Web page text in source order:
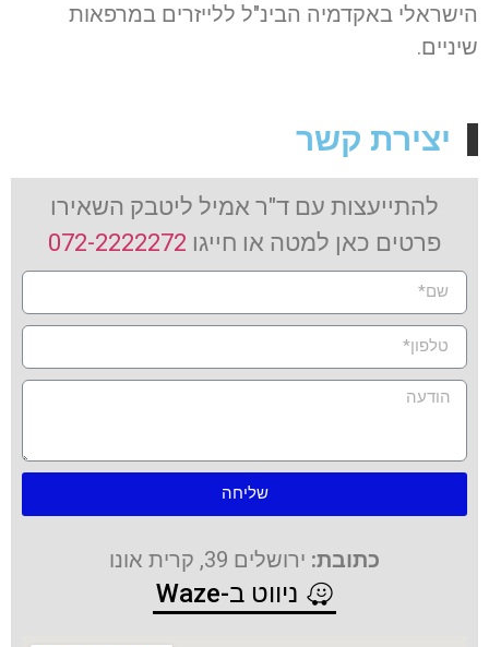
הישראלי באקדמיה הבינ"ל ללייזרים במרפאות
שיניים.
יצירת קשר
להתייעצות עם ד"ר אמיל ליטבק השאירו
פרטים כאן למטה או חייגו 072-2222272
שליחה
כתובת: ירושלים 39, קרית אונו
ניווט ב-Waze